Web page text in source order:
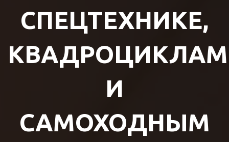
СПЕЦТЕХНИКЕ,
КВАДРОЦИКЛАМ
И
САМОХОДНЫМ